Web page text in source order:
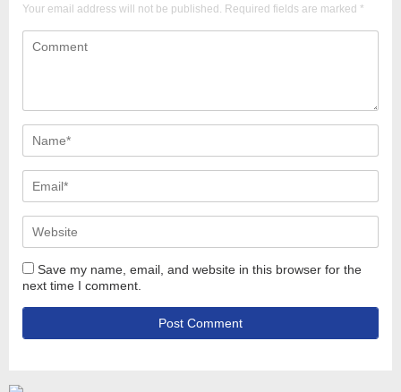
Your email address will not be published. Required fields are marked *
Save my name, email, and website in this browser for the
next time I comment.